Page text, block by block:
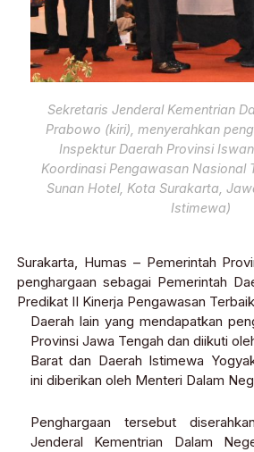
Sekretaris Jenderal Kementrian
Prabowo (kiri), menyerahkan
Inspektur Daerah Provinsi
Koordinasi Pengawasan Nasional
Sunan Hotel, Kota Surakarta,
Istimewa)
Surakarta, Humas – Pemerintah
penghargaan sebagai Pemerintah
Predikat II Kinerja Pengawasan
Daerah lain yang mendapatkan
Provinsi Jawa Tengah dan diikuti
Barat dan Daerah Istimewa
ini diberikan oleh Menteri Dalam
Penghargaan tersebut
Jenderal Kementrian Dalam